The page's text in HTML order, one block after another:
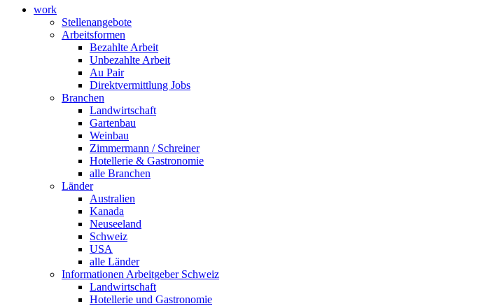
work
Stellenangebote
Arbeitsformen
Bezahlte Arbeit
Unbezahlte Arbeit
Au Pair
Direktvermittlung Jobs
Branchen
Landwirtschaft
Gartenbau
Weinbau
Zimmermann / Schreiner
Hotellerie & Gastronomie
alle Branchen
Länder
Australien
Kanada
Neuseeland
Schweiz
USA
alle Länder
Informationen Arbeitgeber Schweiz
Landwirtschaft
Hotellerie und Gastronomie